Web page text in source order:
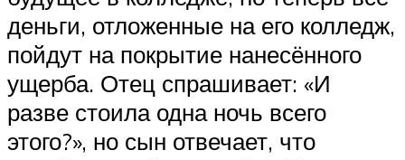
деньги, отложенные на его колледж,
пойдут на покрытие нанесённого
ущерба. Отец спрашивает: «И
разве стоила одна ночь всего
этого?», но сын отвечает, что